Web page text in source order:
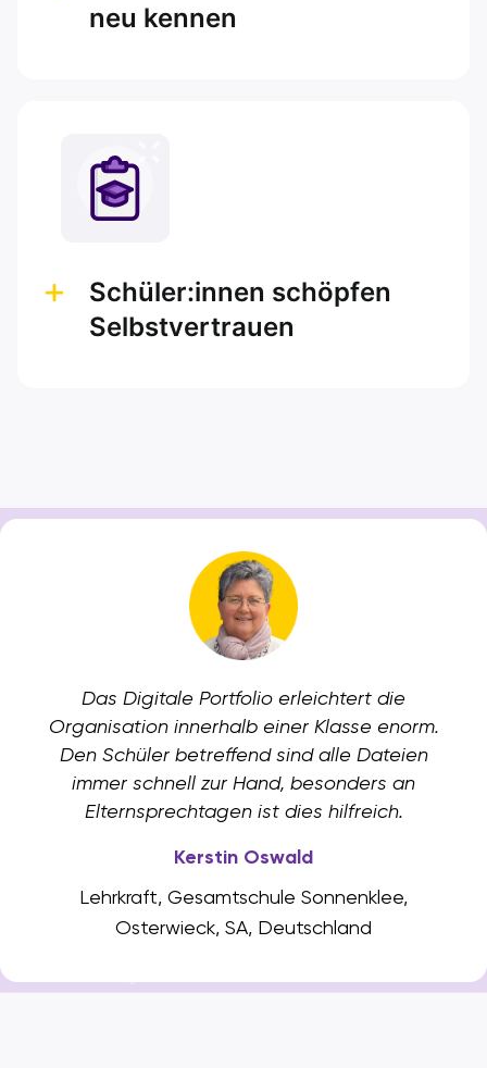
neu kennen
Schüler:innen schöpfen
Selbstvertrauen
Das Digitale Portfolio erleichtert die
Organisation innerhalb einer Klasse enorm.
Den Schüler betreffend sind alle Dateien
immer schnell zur Hand, besonders an
Elternsprechtagen ist dies hilfreich.
Kerstin Oswald
Lehrkraft, Gesamtschule Sonnenklee,
Osterwieck, SA, Deutschland